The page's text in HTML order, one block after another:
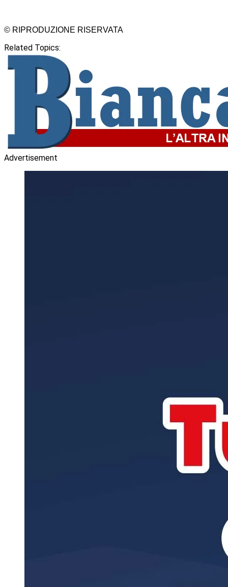
© RIPRODUZIONE RISERVATA
Related Topics:
Advertisement